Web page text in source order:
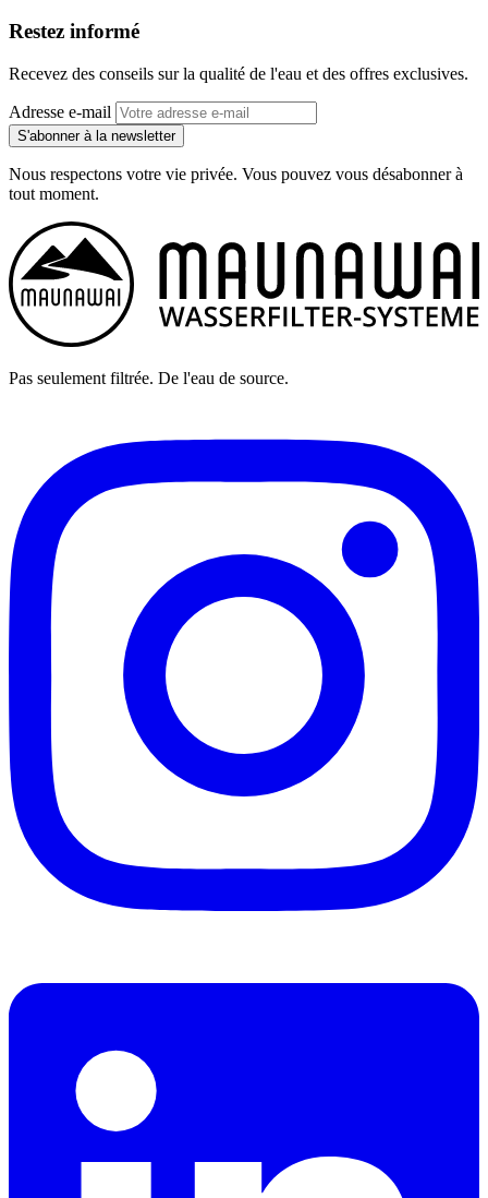
Restez informé
Recevez des conseils sur la qualité de l'eau et des offres exclusives.
Adresse e-mail
S'abonner à la newsletter
Nous respectons votre vie privée. Vous pouvez vous désabonner à
tout moment.
Pas seulement filtrée. De l'eau de source.